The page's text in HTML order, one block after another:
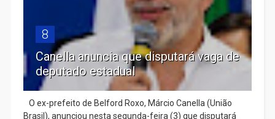
8
Canella anuncia que disputará vaga de
deputado estadual
​ O ex-prefeito de Belford Roxo, Márcio Canella (União
Brasil), anunciou nesta segunda-feira (3) que disputará